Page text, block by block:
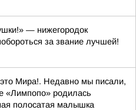
— нижегородок
за звание лучшей!
Мира!. Недавно мы писали,
«Лимпопо» родилась
полосатая малышка